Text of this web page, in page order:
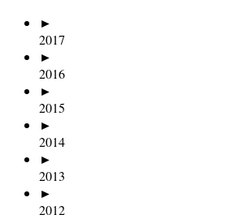
►
2017
►
2016
►
2015
►
2014
►
2013
►
2012